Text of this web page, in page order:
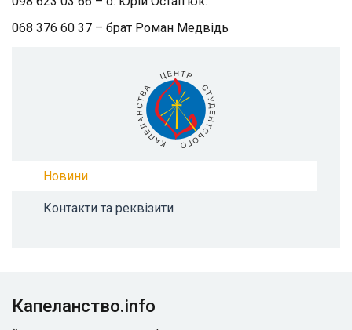
068 376 60 37 – брат Роман Медвідь
Новини
Контакти та реквізити
Капеланство.info